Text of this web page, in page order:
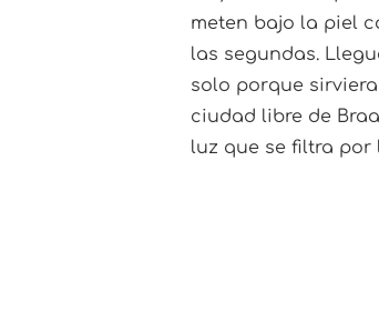
meten bajo la piel
las segundas.
solo porque
ciudad libre de
luz que se filtra por